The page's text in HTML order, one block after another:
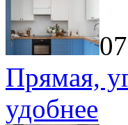
Прямая,
удобнее